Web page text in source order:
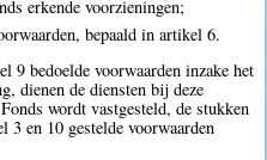
erkende voorzieningen;
bepaald in artikel 6.
9 bedoelde voorwaarden inzake het
dienen de diensten bij deze
wordt vastgesteld, de stukken
en 10 gestelde voorwaarden